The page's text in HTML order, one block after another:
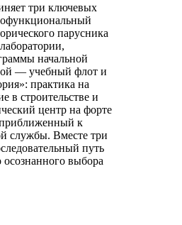
три ключевых
парусника
начальной
— учебный флот и
практика на
в строительстве и
центр на форте
к
службы. Вместе три
путь
выбора